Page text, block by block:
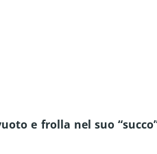
e frolla nel suo